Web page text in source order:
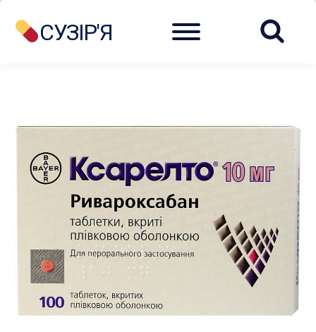
СУЗІР'Я Menu